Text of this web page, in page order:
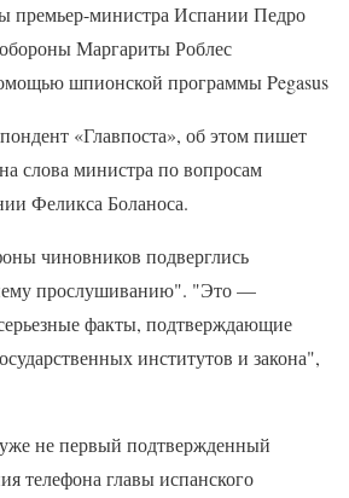
премьер-министра Испании Педро
Маргариты Роблес
шпионской программы Pegasus
«Главпоста», об этом пишет
слова министра по вопросам
Феликса Боланоса.
чиновников подверглись
прослушиванию". "Это —
факты, подтверждающие
институтов и закона",
не первый подтвержденный
телефона главы испанского